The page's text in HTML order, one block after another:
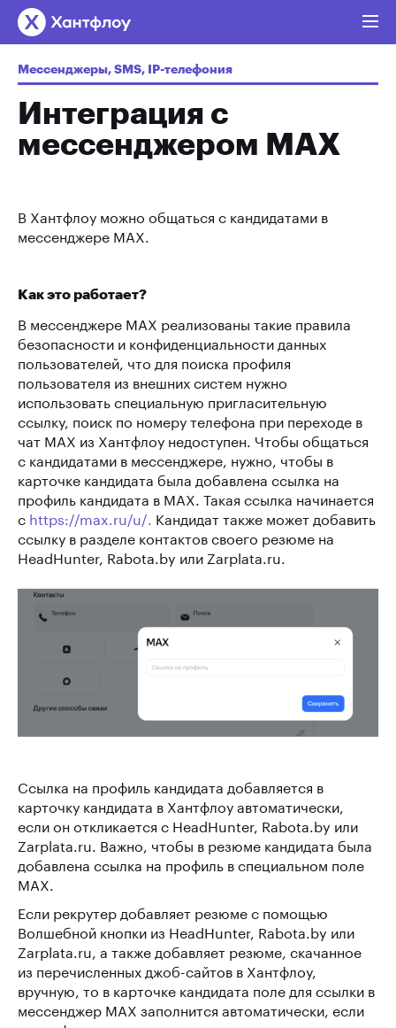
Мессенджеры, SMS, IP-телефония
Интеграция с
мессенджером MAX
В Хантфлоу можно общаться с кандидатами в
мессенджере MAX.
Как это работает?
В мессенджере MAX реализованы такие правила
безопасности и конфиденциальности данных
пользователей, что для поиска профиля
пользователя из внешних систем нужно
использовать специальную пригласительную
ссылку, поиск по номеру телефона при переходе в
чат MAX из Хантфлоу недоступен. Чтобы общаться
с кандидатами в мессенджере, нужно, чтобы в
карточке кандидата была добавлена ссылка на
профиль кандидата в MAX. Такая ссылка начинается
с https://max.ru/u/. Кандидат также может добавить
ссылку в разделе контактов своего резюме на
HeadHunter, Rabota.by или Zarplata.ru.
Ссылка на профиль кандидата добавляется в
карточку кандидата в Хантфлоу автоматически,
если он откликается с HeadHunter, Rabota.by или
Zarplata.ru. Важно, чтобы в резюме кандидата была
добавлена ссылка на профиль в специальном поле
MAX.
Если рекрутер добавляет резюме с помощью
Волшебной кнопки из HeadHunter, Rabota.by или
Zarplata.ru, а также добавляет резюме, скачанное
из перечисленных джоб-сайтов в Хантфлоу,
вручную, то в карточке кандидата поле для ссылки в
мессенджер MAX заполнится автоматически, если